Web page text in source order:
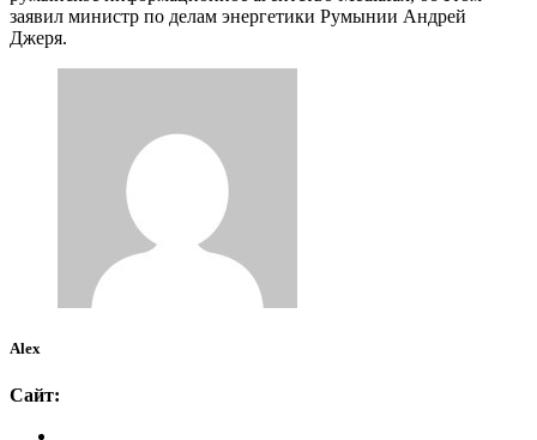
заявил министр по делам энергетики Румынии Андрей
Джеря.
Alex
Сайт: